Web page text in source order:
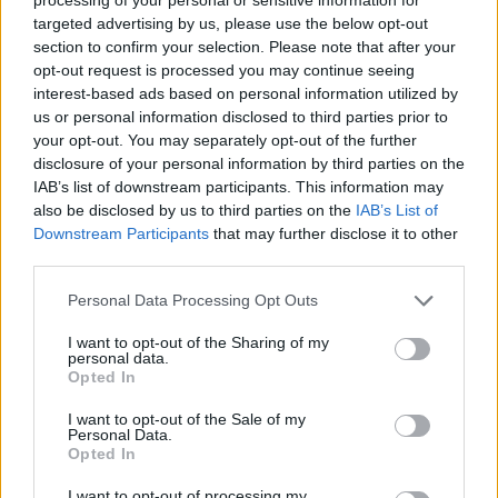
targeted advertising by us, please use the below opt-out
section to confirm your selection. Please note that after your
opt-out request is processed you may continue seeing
interest-based ads based on personal information utilized by
us or personal information disclosed to third parties prior to
your opt-out. You may separately opt-out of the further
disclosure of your personal information by third parties on the
IAB’s list of downstream participants. This information may
also be disclosed by us to third parties on the IAB’s List of
Downstream Participants that may further disclose it to other
Personal Data Processing Opt Outs
I want to opt-out of the Sharing of my
personal data.
Opted In
I want to opt-out of the Sale of my
Personal Data.
Opted In
selección para los equipos All-NBA.
Teniendo en cuenta el rendimiento que ya ha mostrado
Wembanyama desde su llegada a la competición,
muchos analistas consideran perfectamente realista
que termine alcanzando los requisitos necesarios para
activar esos incentivos.
Los Spurs tienen clara su
hoja de ruta
Existen pocas decisiones más sencillas para una
franquicia que ofrecer el máximo contrato posible a un
jugador como Victor Wembanyama.
San Antonio lleva años buscando una nueva